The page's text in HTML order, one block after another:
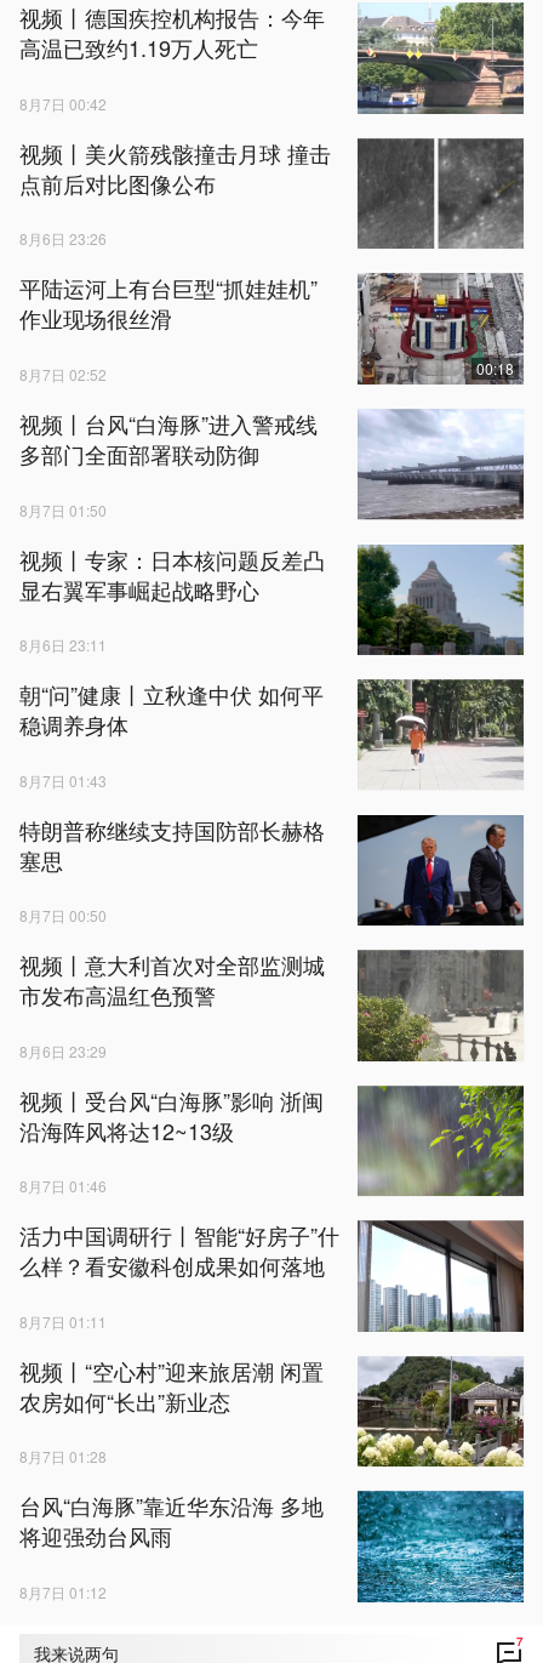
我来说两句 7
视频丨德国疾控机构报告：今年
高温已致约1.19万人死亡
8月7日 00:42
视频丨美火箭残骸撞击月球 撞击
点前后对比图像公布
8月6日 23:26
平陆运河上有台巨型“抓娃娃机”
作业现场很丝滑
8月7日 02:52 00:18
视频丨台风“白海豚”进入警戒线
多部门全面部署联动防御
8月7日 01:50
视频丨专家：日本核问题反差凸
显右翼军事崛起战略野心
8月6日 23:11
朝“问”健康丨立秋逢中伏 如何平
稳调养身体
8月7日 01:43
特朗普称继续支持国防部长赫格
塞思
8月7日 00:50
视频丨意大利首次对全部监测城
市发布高温红色预警
8月6日 23:29
视频丨受台风“白海豚”影响 浙闽
沿海阵风将达12~13级
8月7日 01:46
活力中国调研行丨智能“好房子”什
么样？看安徽科创成果如何落地
8月7日 01:11
视频丨“空心村”迎来旅居潮 闲置
农房如何“长出”新业态
8月7日 01:28
台风“白海豚”靠近华东沿海 多地
将迎强劲台风雨
8月7日 01:12